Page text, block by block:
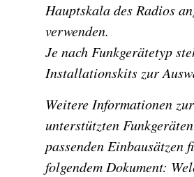
Hauptskala des Radios
verwenden.
Je nach Funkgerätetyp
Installationskits zur
Weitere Informationen
unterstützten
passenden Einbausätzen
folgendem Dokument: